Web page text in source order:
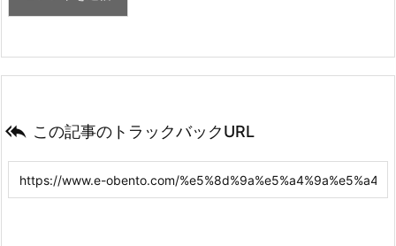
 この記事のトラックバックURL